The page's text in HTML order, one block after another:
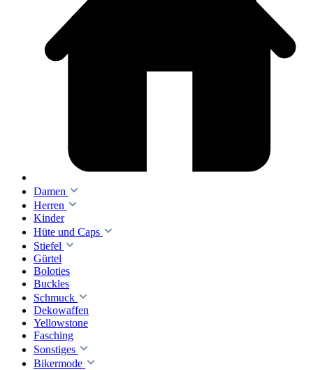
Damen
Herren
Kinder
Hüte und Caps
Stiefel
Gürtel
Boloties
Buckles
Schmuck
Dekowaffen
Yellowstone
Fasching
Sonstiges
Bikermode